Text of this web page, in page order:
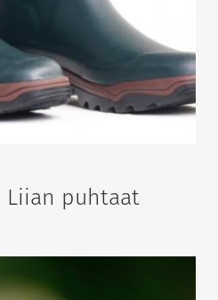
Liian puhtaat